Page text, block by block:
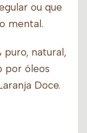
ou que
mental.
puro, natural,
por óleos
Doce.